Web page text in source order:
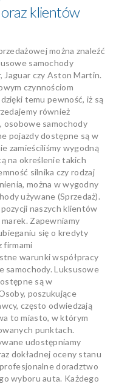
klientów
można znaleźć
samochody
Jaguar czy Aston Martin.
czynnościom
temu pewność, iż są
również
osobowe samochody
pojazdy dostępne są w
zamieściliśmy wygodną
na określenie takich
silnika czy rodzaj
można w wygodny
używane (Sprzedaż).
naszych klientów
Zapewniamy
się o kredyty
firmami
warunki współpracy
samochody. Luksusowe
są w
poszukujące
często odwiedzają
to miasto, w którym
punktach.
udostępniamy
dokładnej oceny stanu
doradztwo
wyboru auta. Każdego